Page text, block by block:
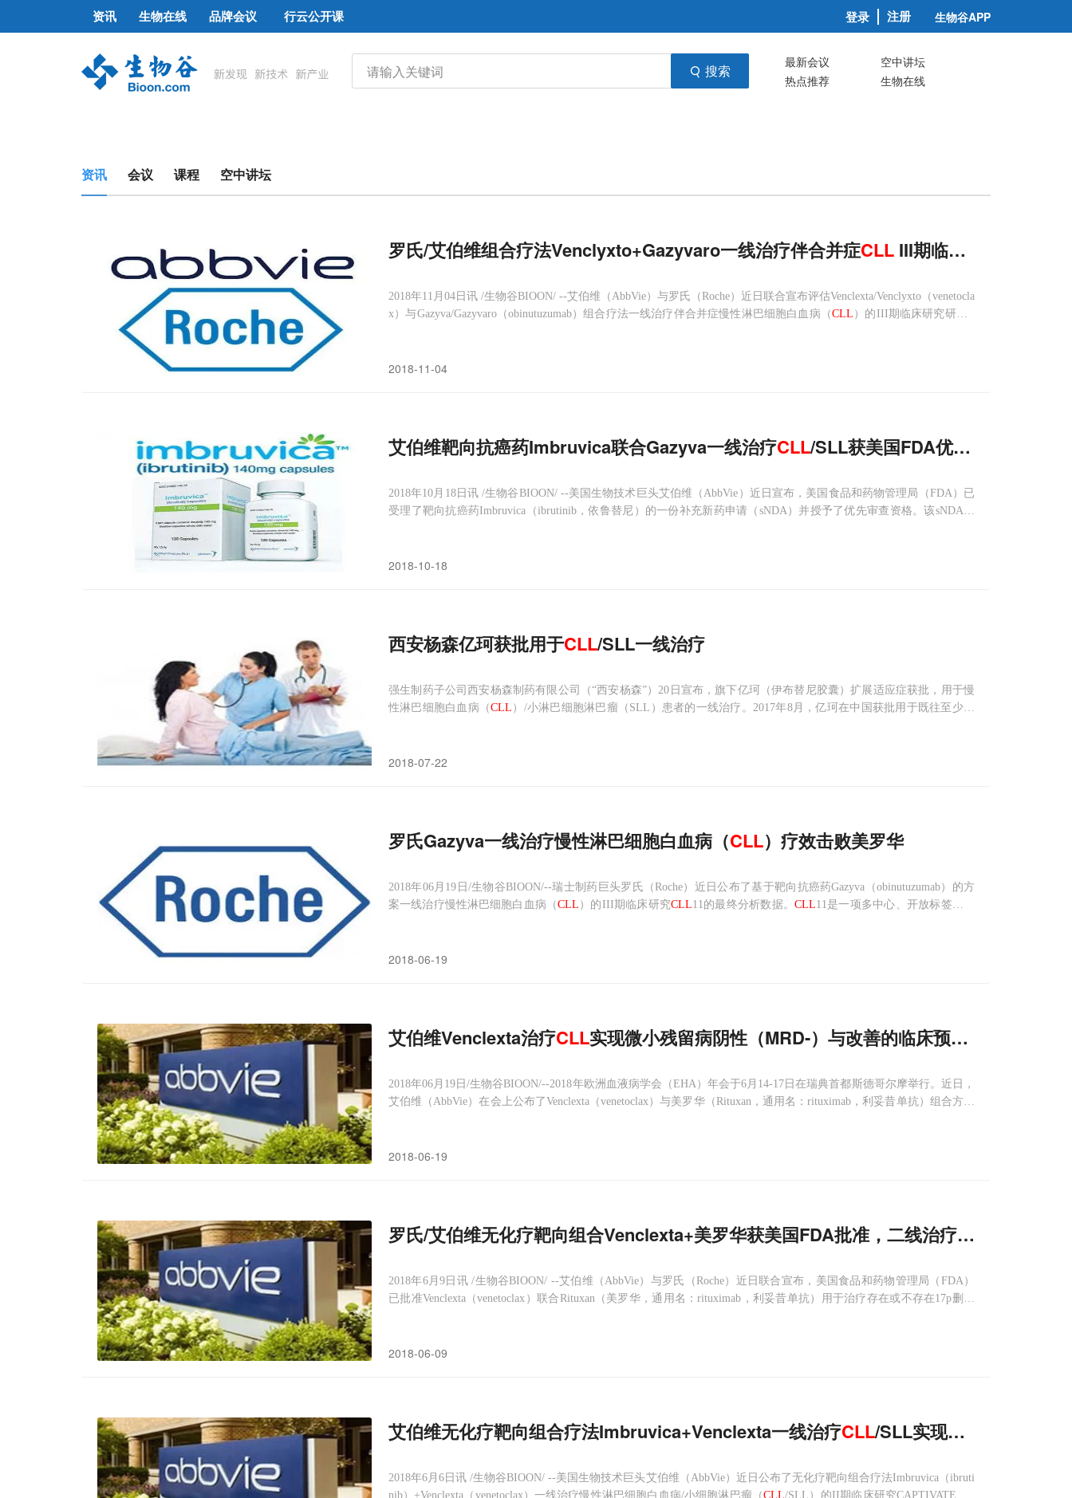
资讯 生物在线 品牌会议 行云公开课 登录 注册 生物谷APP
搜索 最新会议
空中讲坛
热点推荐
生物在线
资讯 会议 课程 空中讲坛
罗氏/艾伯维组合疗法Venclyxto+Gazyvaro一线治疗伴合并症CLL III期临床获得成功
2018年11月04日讯 /生物谷BIOON/ --艾伯维（AbbVie）与罗氏（Roche）近日联合宣布评估Venclexta/Venclyxto（venetocla
x）与Gazyva/Gazyvaro（obinutuzumab）组合疗法一线治疗伴合并症慢性淋巴细胞白血病（CLL ）的III期临床研究研究
2018-11-04
艾伯维靶向抗癌药Imbruvica联合Gazyva一线治疗CLL/SLL获美国FDA优先审查
2018年10月18日讯 /生物谷BIOON/ --美国生物技术巨头艾伯维（AbbVie）近日宣布，美国食品和药物管理局（FDA）已
受理了靶向抗癌药Imbruvica（ibrutinib，依鲁替尼）的一份补充新药申请（sNDA）并授予了优先审查资格。该sNDA寻
2018-10-18
西安杨森亿珂获批用于CLL/SLL一线治疗
强生制药子公司西安杨森制药有限公司（“西安杨森”）20日宣布，旗下亿珂（伊布替尼胶囊）扩展适应症获批，用于慢
性淋巴细胞白血病（CLL ）/小淋巴细胞淋巴瘤（SLL）患者的一线治疗。2017年8月，亿珂在中国获批用于既往至少接
2018-07-22
罗氏Gazyva一线治疗慢性淋巴细胞白血病（CLL）疗效击败美罗华
2018年06月19日/生物谷BIOON/--瑞士制药巨头罗氏（Roche）近日公布了基于靶向抗癌药Gazyva（obinutuzumab）的方
案一线治疗慢性淋巴细胞白血病（CLL ）的III期临床研究CLL11的最终分析数据。 CLL11是一项多中心、开放标签、随
2018-06-19
艾伯维Venclexta治疗CLL实现微小残留病阴性（MRD-）与改善的临床预结果具有相关
2018年06月19日/生物谷BIOON/--2018年欧洲血液病学会（EHA）年会于6月14-17日在瑞典首都斯德哥尔摩举行。近日，
艾伯维（AbbVie）在会上公布了Venclexta（venetoclax）与美罗华（Rituxan，通用名：rituximab，利妥昔单抗）组合方案
2018-06-19
罗氏/艾伯维无化疗靶向组合Venclexta+美罗华获美国FDA批准，二线治疗CLL
2018年6月9日讯 /生物谷BIOON/ --艾伯维（AbbVie）与罗氏（Roche）近日联合宣布，美国食品和药物管理局（FDA）
已批准Venclexta（venetoclax）联合Rituxan（美罗华，通用名：rituximab，利妥昔单抗）用于治疗存在或不存在17p删除
2018-06-09
艾伯维无化疗靶向组合疗法Imbruvica+Venclexta一线治疗CLL/SLL实现高度缓解
2018年6月6日讯 /生物谷BIOON/ --美国生物技术巨头艾伯维（AbbVie）近日公布了无化疗靶向组合疗法Imbruvica（ibruti
nib）+Venclexta（venetoclax）一线治疗慢性淋巴细胞白血病/小细胞淋巴瘤（CLL/SLL）的II期临床研究CAPTIVATE（P